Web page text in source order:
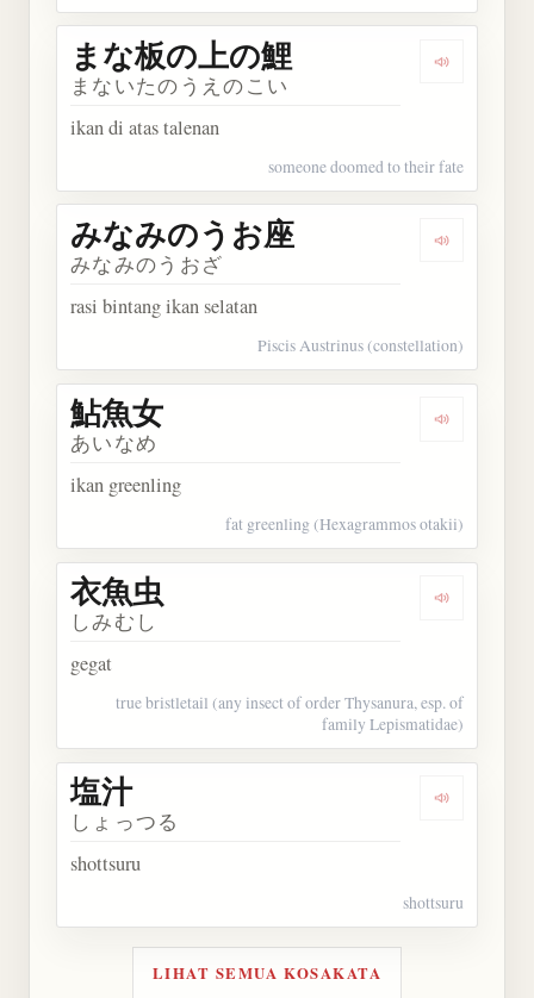
Dengarkan
まな板の上の鯉
まないたのうえのこい
ikan di atas talenan
someone doomed to their fate
Dengarkan
みなみのうお座
みなみのうおざ
rasi bintang ikan selatan
Piscis Austrinus (constellation)
Dengarkan
鮎魚女
あいなめ
ikan greenling
fat greenling (Hexagrammos otakii)
Dengarkan
衣魚虫
しみむし
gegat
true bristletail (any insect of order Thysanura, esp. of
family Lepismatidae)
Dengarkan
塩汁
しょっつる
shottsuru
shottsuru
LIHAT SEMUA KOSAKATA